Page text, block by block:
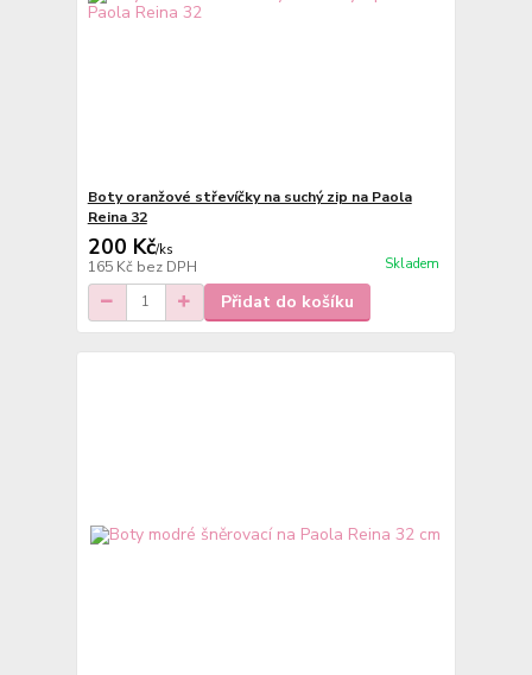
Boty oranžové střevíčky na suchý zip na Paola
Reina 32
200 Kč/ks
165 Kč bez DPH Skladem
Přidat do košíku